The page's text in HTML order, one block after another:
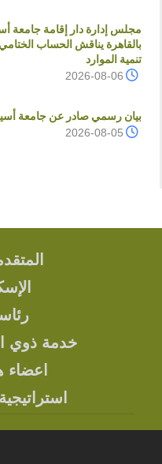
مجلس إدارة دار إقامة جامعة
بالقاهرة يناقش الحساب
تنمية الموارد
2026-08-06
بيان رسمي صادر عن جامعة
2026-08-05
خدمة ذوي
اعضاء